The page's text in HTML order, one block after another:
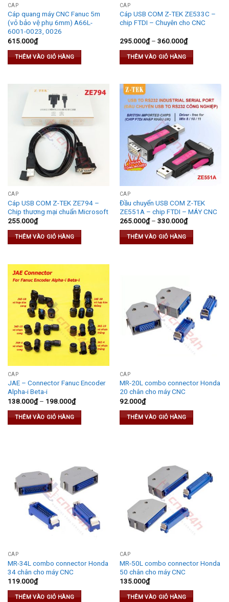
CÁP
Cáp quang máy CNC Fanuc 5m
(vỏ bảo vệ phụ 6mm) A66L-
6001-0023, 0026
615.000₫
THÊM VÀO GIỎ HÀNG
CÁP
Cáp USB COM Z-TEK ZE533C –
chip FTDI – Chuyên cho CNC
295.000₫– 360.000₫
THÊM VÀO GIỎ HÀNG
CÁP
Cáp USB COM Z-TEK ZE794 –
Chip thương mại chuẩn Microsoft
255.000₫
THÊM VÀO GIỎ HÀNG
CÁP
Đầu chuyển USB COM Z-TEK
ZE551A – chip FTDI – MÁY CNC
265.000₫– 330.000₫
THÊM VÀO GIỎ HÀNG
CÁP
JAE – Connector Fanuc Encoder
Alpha-i Beta-i
138.000₫– 198.000₫
THÊM VÀO GIỎ HÀNG
CÁP
MR-20L combo connector Honda
20 chân cho máy CNC
92.000₫
THÊM VÀO GIỎ HÀNG
CÁP
MR-34L combo connector Honda
34 chân cho máy CNC
119.000₫
THÊM VÀO GIỎ HÀNG
CÁP
MR-50L combo connector Honda
50 chân cho máy CNC
135.000₫
THÊM VÀO GIỎ HÀNG